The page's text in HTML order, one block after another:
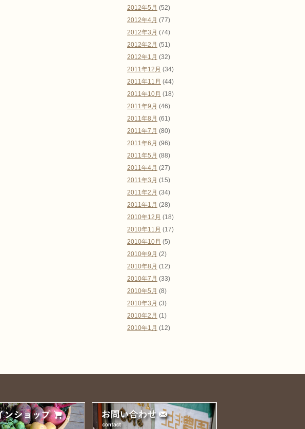
2012年5月 (52)
2012年4月 (77)
2012年3月 (74)
2012年2月 (51)
2012年1月 (32)
2011年12月 (34)
2011年11月 (44)
2011年10月 (18)
2011年9月 (46)
2011年8月 (61)
2011年7月 (80)
2011年6月 (96)
2011年5月 (88)
2011年4月 (27)
2011年3月 (15)
2011年2月 (34)
2011年1月 (28)
2010年12月 (18)
2010年11月 (17)
2010年10月 (5)
2010年9月 (2)
2010年8月 (12)
2010年7月 (33)
2010年5月 (8)
2010年3月 (3)
2010年2月 (1)
2010年1月 (12)